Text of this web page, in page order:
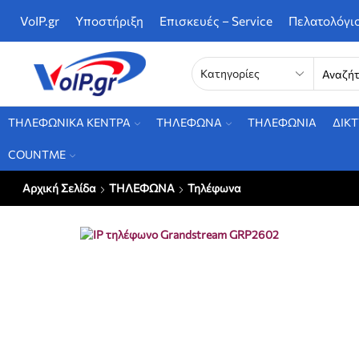
VoIP.gr Υποστήριξη Επισκευές – Service
ΤΗΛΕΦΩΝΙΚΑ ΚΕΝΤΡΑ ΤΗΛΕΦΩΝΑ ΤΗΛΕΦΩΝΙΑ
COUNTME
Αρχική Σελίδα ΤΗΛΕΦΩΝΑ Τηλέφωνα